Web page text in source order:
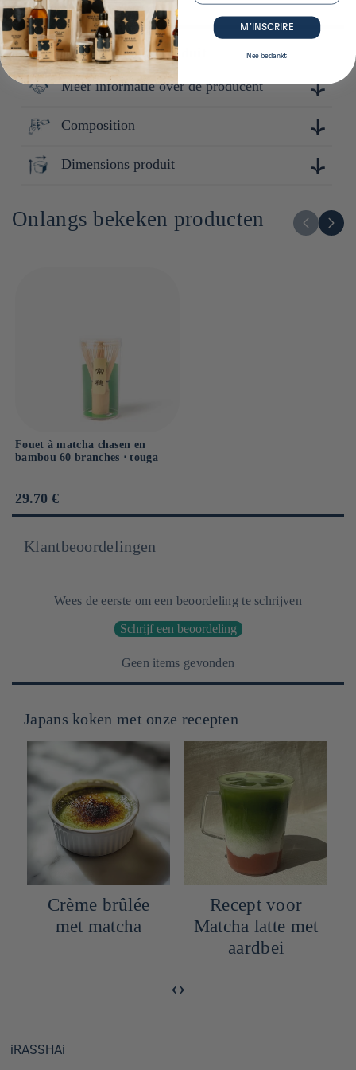
Plus de détails sur ce produit
Meer informatie over de producent
Touga est une marque réputée pour sa maîtrise de la
simplicité et à la qualité, Touga conçoit des produits durables
et pratiques, adaptés à un usage quotidien tout en apportant
Composition
BambousDimensions produit
Onlangs bekeken producten
Fouet à matcha chasen en
bambou 60 branches ⋅ touga
Prix
habituel
29.70 €
Klantbeoordelingen
Wees de eerste om een beoordeling te schrijven
Schrijf een beoordeling
Geen items gevonden
Japans koken met onze recepten
Crème brûlée
met matcha
Recept voor
Matcha latte met
aardbei
‹›
iRASSHAi
M’INSCRIRE
Nee bedankt